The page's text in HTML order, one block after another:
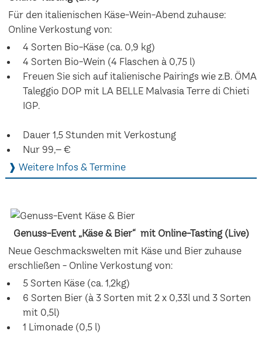
Für den italienischen Käse-Wein-Abend zuhause:
Online Verkostung von:
4 Sorten Bio-Käse (ca. 0,9 kg)
4 Sorten Bio-Wein (4 Flaschen à 0,75 l)
Freuen Sie sich auf italienische Pairings wie z.B. ÖMA
Taleggio DOP mit LA BELLE Malvasia Terre di Chieti
IGP.
Dauer 1,5 Stunden mit Verkostung
Nur 99,– €
❱ Weitere Infos & Termine
Genuss-Event „Käse & Bier“ mit Online-Tasting (Live)
Neue Geschmackswelten mit Käse und Bier zuhause
erschließen - Online Verkostung von:
5 Sorten Käse (ca. 1,2kg)
6 Sorten Bier (à 3 Sorten mit 2 x 0,33l und 3 Sorten
mit 0,5l)
1 Limonade (0,5 l)